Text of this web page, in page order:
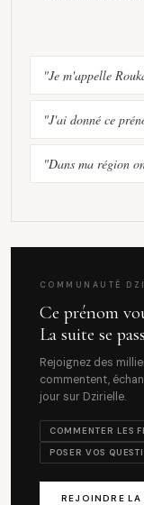
"Je m'appelle
"J'ai donné ce
"Dans ma région
COMMUNAUTÉ
Ce prénom
La suite se
Rejoignez des
commentent,
jour sur Dzirielle.
COMMENTER LES
POSER VOS
REJOINDRE LA